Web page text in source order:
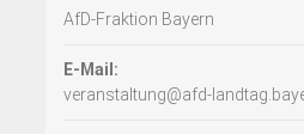
AfD-Fraktion Bayern
E-Mail:
veranstaltung@afd-